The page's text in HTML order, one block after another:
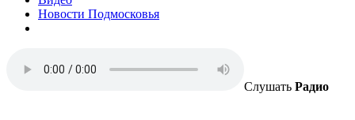
Новости Подмосковья
Слушать Радио